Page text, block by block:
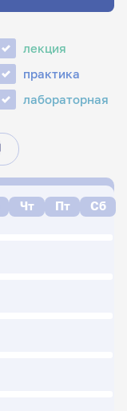
лекция
практика
лабораторная
Чт Пт Сб